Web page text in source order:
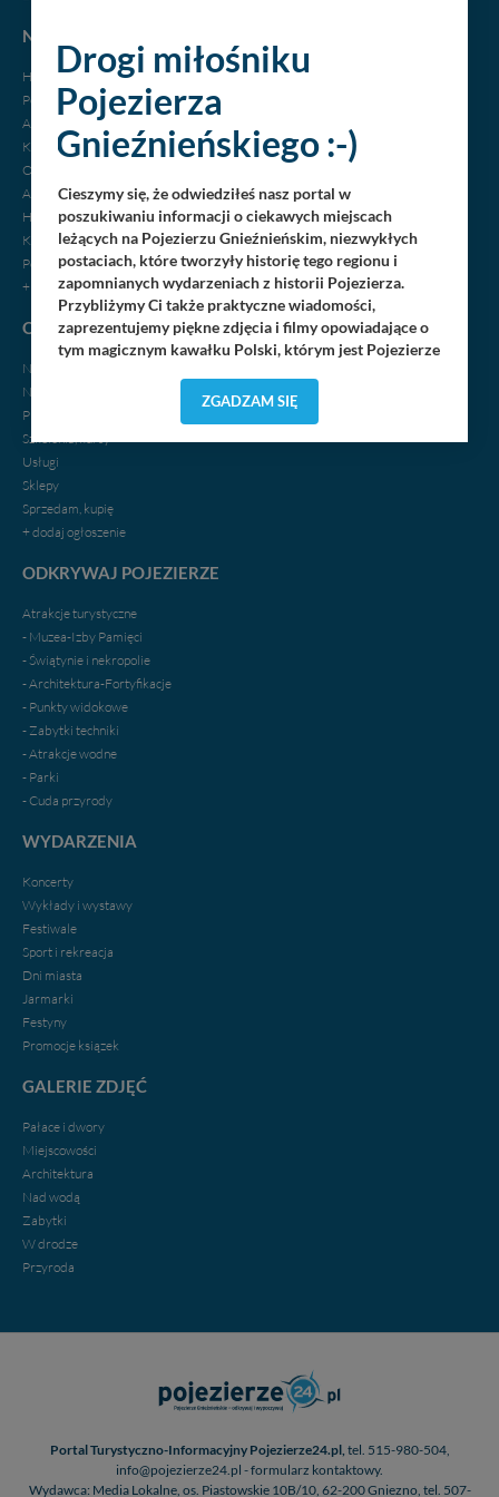
NOCLEGI
Hotele
Pensjonaty
Agroturystyka
Kempingi
Ośrodki wypoczynkowe
Apartamenty
Hostele, motele
Kwatery, pokoje
Pola biwakowe
+ dodaj swój obiekt
OGŁOSZENIA
Nieruchomości
Noclegi
Praca
Szkolenia, kursy
Usługi
Sklepy
Sprzedam, kupię
+ dodaj ogłoszenie
ODKRYWAJ POJEZIERZE
Atrakcje turystyczne
- Muzea-Izby Pamięci
- Świątynie i nekropolie
- Architektura-Fortyfikacje
- Punkty widokowe
- Zabytki techniki
- Atrakcje wodne
- Parki
- Cuda przyrody
WYDARZENIA
Koncerty
Wykłady i wystawy
Festiwale
Sport i rekreacja
Dni miasta
Jarmarki
Festyny
Promocje ksiązek
GALERIE ZDJĘĆ
Pałace i dwory
Miejscowości
Architektura
Nad wodą
Zabytki
W drodze
Przyroda
Portal Turystyczno-Informacyjny Pojezierze24.pl, tel. 515-980-504,
info@pojezierze24.pl - formularz kontaktowy.
Wydawca: Media Lokalne, os. Piastowskie 10B/10, 62-200 Gniezno, tel. 507-
Drogi miłośniku
Pojezierza
Gnieźnieńskiego :-)
Cieszymy się, że odwiedziłeś nasz portal w
poszukiwaniu informacji o ciekawych miejscach
leżących na Pojezierzu Gnieźnieńskim, niezwykłych
postaciach, które tworzyły historię tego regionu i
zapomnianych wydarzeniach z historii Pojezierza.
Przybliżymy Ci także praktyczne wiadomości,
zaprezentujemy piękne zdjęcia i filmy opowiadające o
tym magicznym kawałku Polski, którym jest Pojezierze
Pojezierze Gnieźnieńskie odkrywać dla Ciebie na
składający się z pasjonatów, miłośników, czy wręcz
dnia wędruje po Pojezierzu Gnieźnieńskim, by rozwijać
portal, poprzez jego rozbudowę oraz dostarczanie
nowych treści i zdjęć.
Abyśmy nadal mogli to robić, potrzebujemy Twojej
dostosować do Twoich preferencji. Twoje dane (w tym
pliki cookies) będą zapisywane w celu usprawnienia
serwisu (zapamiętywanie pozycji na mapach, ostatnie
wyszukania, ulubione miejsca, logowania, itp).
Bezpieczeństwo Twoich danych jest dla nas
priorytetowe, bez poinformowania Ciebie nie będziemy
zmieniać zakresu naszych uprawnień. Twoje dane są u
informacji uzyskach w naszej
Klikając znak X lub przycisk PRZEJDŹ DO SERWISU
Nasz serwis nie wykorzystuje oraz nie udostępnia
Twoich danych innym podmiotom oraz osobom
Twoich danych jest elementem usługi (przekazanie
danych z formularza kontaktowego, przekazanie danych
w przypadku rezerwacji usług typu: nocleg, czartery,
itp). Więcej informacji o zasadach i funkcjonalności
serwisu w
Administratorem Twoich danych jest firma: Media
Piastowskim 10B/10. Możesz z nami skontaktować się
za pośrednictwem tej
W każdej chwili możesz: zażądać dostępu do swoich
danych, zażądać ich poprawienia lub usunięcia,
zabronić ich przetwarzania. Pamiętaj jednak, że nie
zawsze jest możliwe techniczne zrealizowanie Twoich
tych plików - w pewnych przypadkach nie możemy tego
Pojezierze Gnieźnieńskie - odkrywaj i wypoczywaj...
Pojezierze Gnieźnieńskie - na weekend, wycieczkę,
wakacje...
ZGADZAM SIĘ